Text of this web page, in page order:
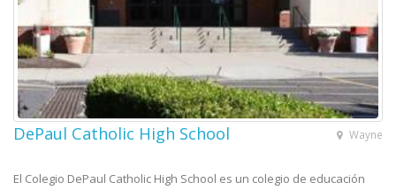
Wayne
DePaul Catholic High School
El Colegio DePaul Catholic High School es un colegio de educación